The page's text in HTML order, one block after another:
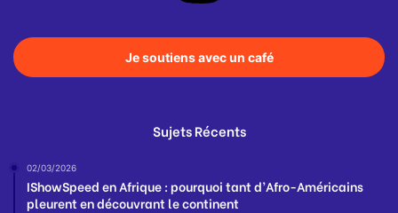
Je soutiens avec un café
Sujets Récents
02/03/2026
IShowSpeed en Afrique : pourquoi tant d’Afro-Américains
pleurent en découvrant le continent